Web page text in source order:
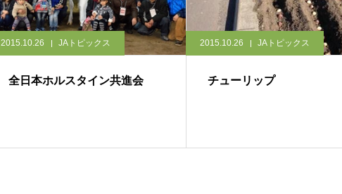
2015.10.26 JAトピックス
全日本ホルスタイン共進会
2015.10.26 JAトピックス
チューリップ